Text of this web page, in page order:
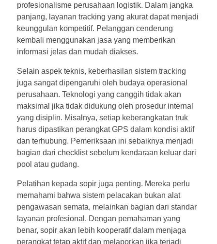
profesionalisme perusahaan logistik. Dalam jangka
panjang, layanan tracking yang akurat dapat menjadi
keunggulan kompetitif. Pelanggan cenderung
kembali menggunakan jasa yang memberikan
informasi jelas dan mudah diakses.
Selain aspek teknis, keberhasilan sistem tracking
juga sangat dipengaruhi oleh budaya operasional
perusahaan. Teknologi yang canggih tidak akan
maksimal jika tidak didukung oleh prosedur internal
yang disiplin. Misalnya, setiap keberangkatan truk
harus dipastikan perangkat GPS dalam kondisi aktif
dan terhubung. Pemeriksaan ini sebaiknya menjadi
bagian dari checklist sebelum kendaraan keluar dari
pool atau gudang.
Pelatihan kepada sopir juga penting. Mereka perlu
memahami bahwa sistem pelacakan bukan alat
pengawasan semata, melainkan bagian dari standar
layanan profesional. Dengan pemahaman yang
benar, sopir akan lebih kooperatif dalam menjaga
perangkat tetap aktif dan melaporkan jika terjadi